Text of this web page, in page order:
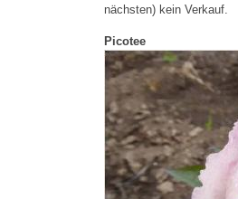
nächsten) kein Verkauf.
Picotee